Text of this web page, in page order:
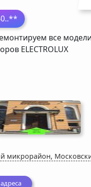
..**
все модели
ELECTROLUX
микрорайон,